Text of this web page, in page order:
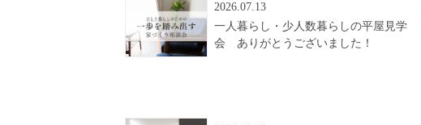
2026.07.13
一人暮らし・少人数暮らしの平屋見学
会 ありがとうございました！